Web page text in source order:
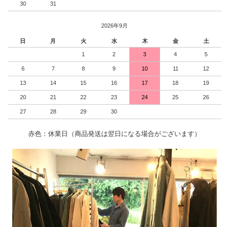
30 31
2026年9月
日 月 火 水 木 金 土
1 2 3 4 5
6 7 8 9 10 11 12
13 14 15 16 17 18 19
20 21 22 23 24 25 26
27 28 29 30
赤色：休業日（商品発送は翌日になる場合がございます）